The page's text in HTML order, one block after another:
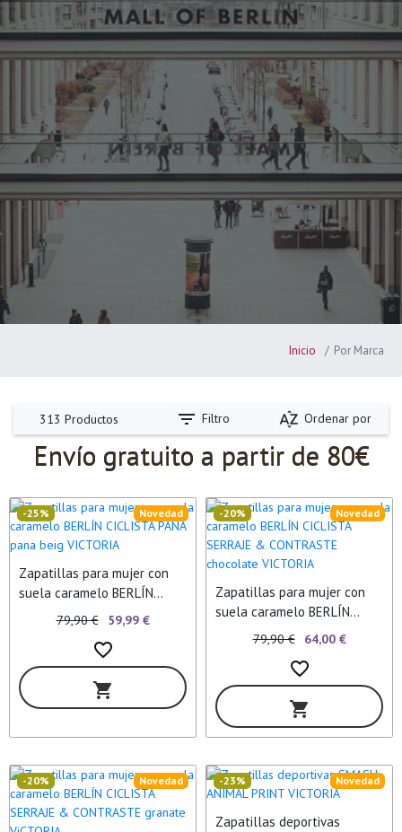
Inicio Por Marca
313 Productos filter_list Filtro sort_by_alpha Ordenar por
Envío gratuito a partir de 80€
Zapatillas para mujer con
suela caramelo BERLÍN
CICLISTA PANA pana beig
Novedad
-25%
79,90 € 59,99 €
favorite_border
shopping_cart
Zapatillas para mujer con
suela caramelo BERLÍN
CICLISTA SERRAJE &
Novedad
-20%
79,90 € 64,00 €
favorite_border
shopping_cart
Novedad
-20%
Zapatillas deportivas
Novedad
-23%